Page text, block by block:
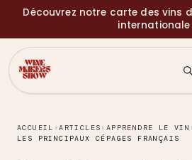
Découvrez notre carte des vins
internationale
ACCUEIL ›ARTICLES › APPRENDRE LE VIN ›
LES PRINCIPAUX CÉPAGES FRANÇAIS